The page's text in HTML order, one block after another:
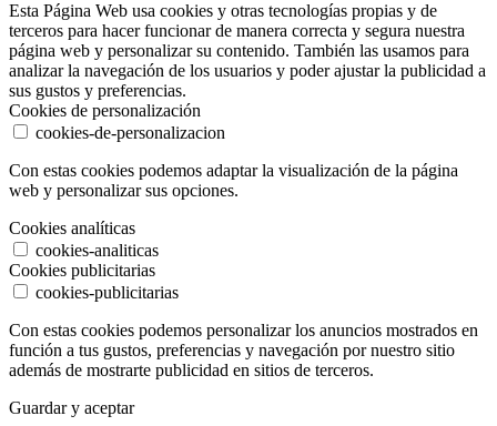
Esta Página Web usa cookies y otras tecnologías propias y de
terceros para hacer funcionar de manera correcta y segura nuestra
página web y personalizar su contenido. También las usamos para
analizar la navegación de los usuarios y poder ajustar la publicidad a
sus gustos y preferencias.
Cookies de personalización
cookies-de-personalizacion
Con estas cookies podemos adaptar la visualización de la página
web y personalizar sus opciones.
Cookies analíticas
cookies-analiticas
Cookies publicitarias
cookies-publicitarias
Con estas cookies podemos personalizar los anuncios mostrados en
función a tus gustos, preferencias y navegación por nuestro sitio
además de mostrarte publicidad en sitios de terceros.
Guardar y aceptar